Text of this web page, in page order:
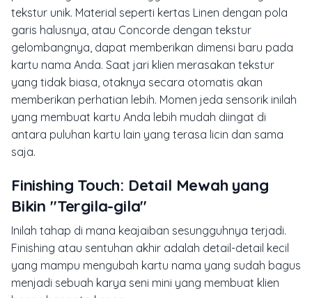
tekstur unik. Material seperti kertas Linen dengan pola
garis halusnya, atau Concorde dengan tekstur
gelombangnya, dapat memberikan dimensi baru pada
kartu nama Anda. Saat jari klien merasakan tekstur
yang tidak biasa, otaknya secara otomatis akan
memberikan perhatian lebih. Momen jeda sensorik inilah
yang membuat kartu Anda lebih mudah diingat di
antara puluhan kartu lain yang terasa licin dan sama
saja.
Finishing Touch: Detail Mewah yang
Bikin "Tergila-gila"
Inilah tahap di mana keajaiban sesungguhnya terjadi.
Finishing atau sentuhan akhir adalah detail-detail kecil
yang mampu mengubah kartu nama yang sudah bagus
menjadi sebuah karya seni mini yang membuat klien